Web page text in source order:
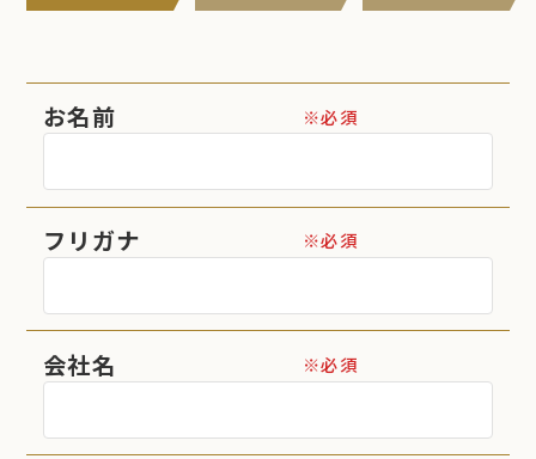
お名前 ※必須
フリガナ ※必須
会社名 ※必須